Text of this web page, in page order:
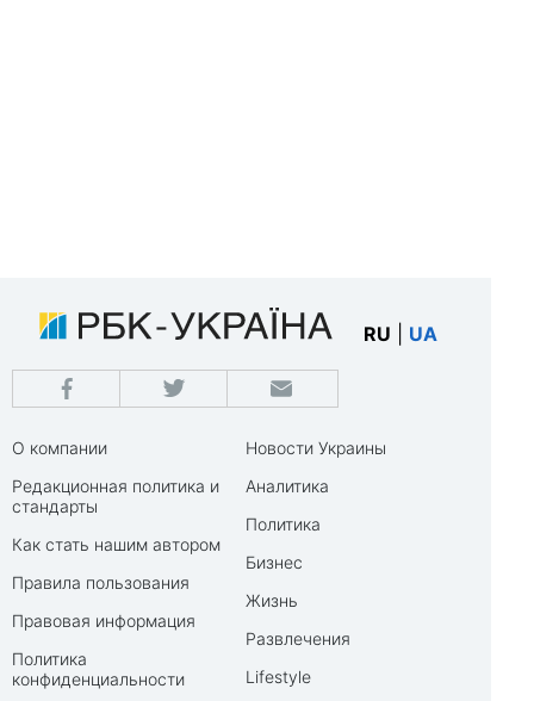
RU UA
О компании
Редакционная политика и
стандарты
Как стать нашим автором
Правила пользования
Правовая информация
Политика
конфиденциальности
Новости Украины
Аналитика
Политика
Бизнес
Жизнь
Развлечения
Lifestyle